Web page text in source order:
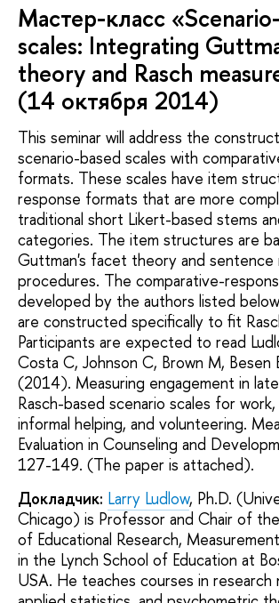
Мастер-класс
scales: Integrating
theory and Rasch
(14 октября 2014)
This seminar will address the
scenario-based scales with
formats. These scales have item
response formats that are more
traditional short Likert-based stems
categories. The item structures are
Guttman's facet theory and sentence
procedures. The comparative-
developed by the authors listed
are constructed specifically to fit
Participants are expected to read
Costa C, Johnson C, Brown M, Besen
(2014). Measuring engagement in
Rasch-based scenario scales for
informal helping, and volunteering.
Evaluation in Counseling and
127-149. (The paper is attached).
Докладчик: Larry Ludlow, Ph.D.
Chicago) is Professor and Chair of
of Educational Research,
in the Lynch School of Education at
USA. He teaches courses in research